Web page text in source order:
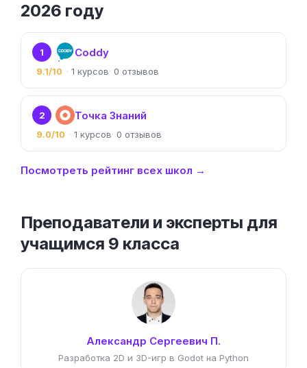
2026 году
1 Coddy
9.1/10 1 0
2 Точка Знаний
9.0/10 1 0
Посмотреть рейтинг всех школ →
Преподаватели и эксперты для
учащимся 9 класса
Александр Сергеевич П.
Разработка 2D и 3D-игр в Godot на Python